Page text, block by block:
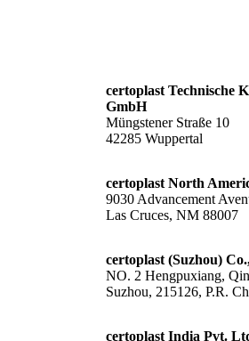
certoplast Technische
GmbH
Müngstener Straße 10
42285 Wuppertal
certoplast North
9030 Advancement
Las Cruces, NM 88007
certoplast (Suzhou)
NO. 2 Hengpuxiang,
Suzhou, 215126, P.R.
certoplast India Pvt.